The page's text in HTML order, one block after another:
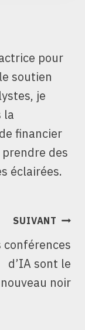
pour
soutien
je
la
financier
des
éclairées.
SUIVANT
conférences
d’IA sont le
nouveau noir